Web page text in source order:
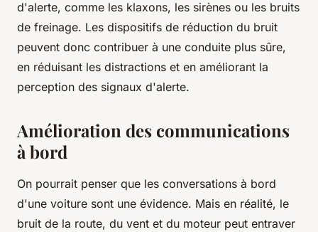
d'alerte, comme les klaxons, les sirènes ou les bruits
de freinage. Les dispositifs de réduction du bruit
peuvent donc contribuer à une conduite plus sûre,
en réduisant les distractions et en améliorant la
perception des signaux d'alerte.
Amélioration des communications
à bord
On pourrait penser que les conversations à bord
d'une voiture sont une évidence. Mais en réalité, le
bruit de la route, du vent et du moteur peut entraver